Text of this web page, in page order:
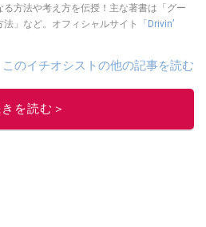
方法や考え方を伝授！主な著書は「グー
」など。オフィシャルサイト
「Drivin’
このイチオシストの他の記事を読む
を読む＞